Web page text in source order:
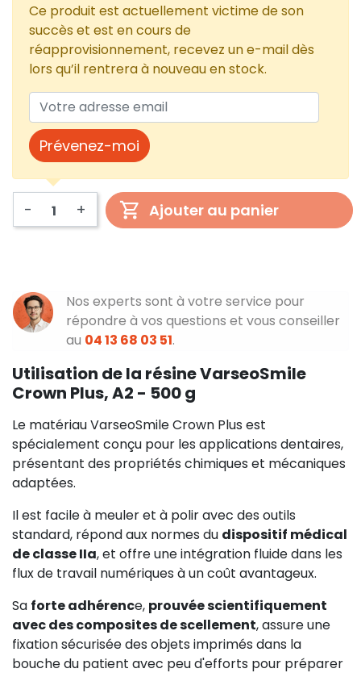
Ce produit est actuellement victime de son
succès et est en cours de
réapprovisionnement, recevez un e-mail dès
lors qu’il rentrera à nouveau en stock.
Prévenez-moi
- + Ajouter au panier
Nos experts sont à votre service pour
répondre à vos questions et vous conseiller
au 04 13 68 03 51.
Utilisation de la résine VarseoSmile
Crown Plus, A2 - 500 g
Le matériau VarseoSmile Crown Plus est
spécialement conçu pour les applications dentaires,
présentant des propriétés chimiques et mécaniques
adaptées.
Il est facile à meuler et à polir avec des outils
standard, répond aux normes du dispositif médical
de classe IIa, et offre une intégration fluide dans les
flux de travail numériques à un coût avantageux.
Sa forte adhérence, prouvée scientifiquement
avec des composites de scellement, assure une
fixation sécurisée des objets imprimés dans la
bouche du patient avec peu d'efforts pour préparer